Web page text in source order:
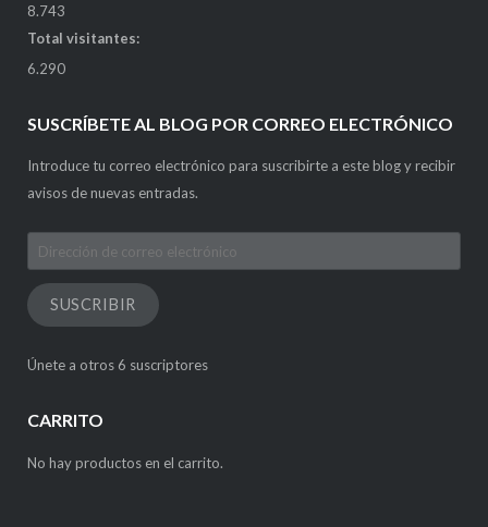
8.743
Total visitantes:
6.290
SUSCRÍBETE AL BLOG POR CORREO ELECTRÓNICO
Introduce tu correo electrónico para suscribirte a este blog y recibir
avisos de nuevas entradas.
Dirección
de
correo
electrónico
SUSCRIBIR
Únete a otros 6 suscriptores
CARRITO
No hay productos en el carrito.